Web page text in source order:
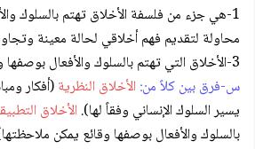
محاولة لتقديم فهم أخلاقي لحالة معينة
3-الأخلاق التي تهتم بالسلوك والأفعال بوصفها وقائع يمكن ملاحظتها.
س-فرق بين كلاً من: الأخلاق النظرية(أفكار
يسير السلوك الإنساني وفقاً لها). الأخلاق
بالسلوك والأفعال بوصفها وقائع يمكن